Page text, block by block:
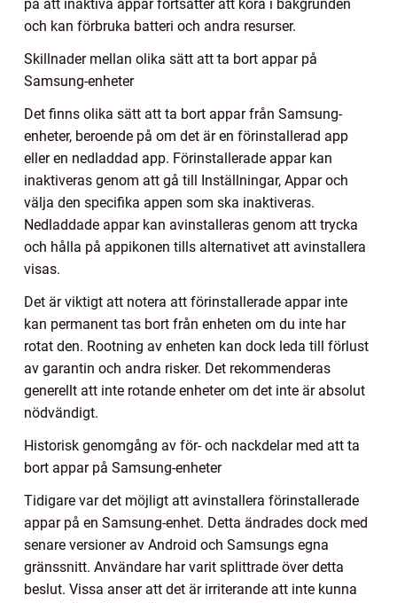
på att inaktiva appar fortsätter att köra i bakgrunden
och kan förbruka batteri och andra resurser.
Skillnader mellan olika sätt att ta bort appar på
Samsung-enheter
Det finns olika sätt att ta bort appar från Samsung-
enheter, beroende på om det är en förinstallerad app
eller en nedladdad app. Förinstallerade appar kan
inaktiveras genom att gå till Inställningar, Appar och
välja den specifika appen som ska inaktiveras.
Nedladdade appar kan avinstalleras genom att trycka
och hålla på appikonen tills alternativet att avinstallera
visas.
Det är viktigt att notera att förinstallerade appar inte
kan permanent tas bort från enheten om du inte har
rotat den. Rootning av enheten kan dock leda till förlust
av garantin och andra risker. Det rekommenderas
generellt att inte rotande enheter om det inte är absolut
nödvändigt.
Historisk genomgång av för- och nackdelar med att ta
bort appar på Samsung-enheter
Tidigare var det möjligt att avinstallera förinstallerade
appar på en Samsung-enhet. Detta ändrades dock med
senare versioner av Android och Samsungs egna
gränssnitt. Användare har varit splittrade över detta
beslut. Vissa anser att det är irriterande att inte kunna